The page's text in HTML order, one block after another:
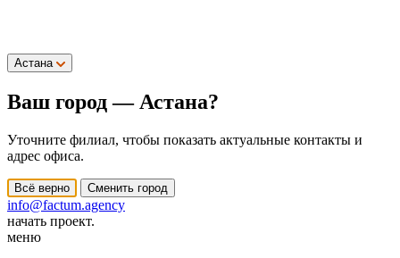
Астана
Ваш город — Астана?
Уточните филиал, чтобы показать актуальные контакты и
адрес офиса.
Всё верно Сменить город
info@factum.agency
начать проект.
меню